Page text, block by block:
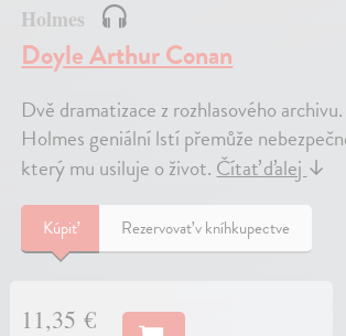
Holmes
Doyle Arthur Conan
Dvě dramatizace z rozhlasového
Holmes geniální lstí přemůže
který mu usiluje o život. Čítať ďalej ↓
Kúpiť Rezervovať v kníhkupectve
11,35 €